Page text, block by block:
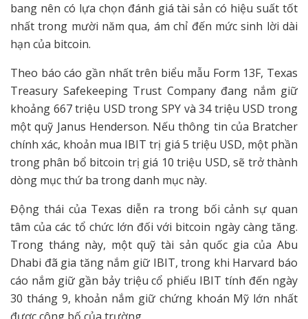
bang nên có lựa chọn đánh giá tài sản có hiệu suất tốt
nhất trong mười năm qua, ám chỉ đến mức sinh lời dài
hạn của bitcoin.
Theo báo cáo gần nhất trên biểu mẫu Form 13F, Texas
Treasury Safekeeping Trust Company đang nắm giữ
khoảng 667 triệu USD trong SPY và 34 triệu USD trong
một quỹ Janus Henderson. Nếu thông tin của Bratcher
chính xác, khoản mua IBIT trị giá 5 triệu USD, một phần
trong phân bổ bitcoin trị giá 10 triệu USD, sẽ trở thành
dòng mục thứ ba trong danh mục này.
Động thái của Texas diễn ra trong bối cảnh sự quan
tâm của các tổ chức lớn đối với bitcoin ngày càng tăng.
Trong tháng này, một quỹ tài sản quốc gia của Abu
Dhabi đã gia tăng nắm giữ IBIT, trong khi Harvard báo
cáo nắm giữ gần bảy triệu cổ phiếu IBIT tính đến ngày
30 tháng 9, khoản nắm giữ chứng khoán Mỹ lớn nhất